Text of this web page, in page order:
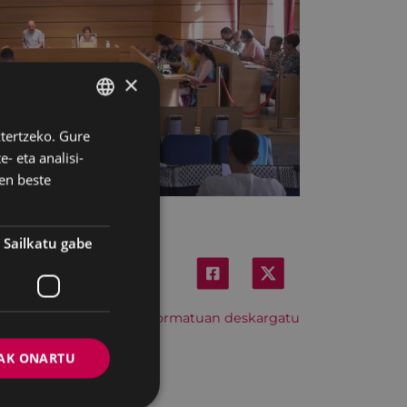
Hitzordu hau iCal formatuan deskargatu
BASQUE
SPANISH
×
Gure
eta analisi-
beste
Sailkatu gabe
ONARTU